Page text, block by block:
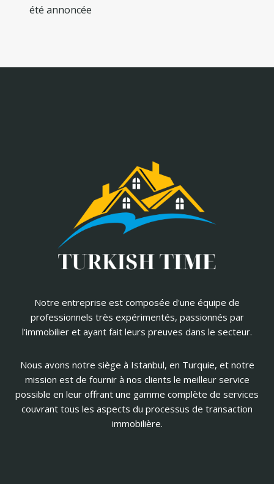
été annoncée
Notre entreprise est composée d'une équipe de
professionnels très expérimentés, passionnés par
l'immobilier et ayant fait leurs preuves dans le secteur.
Nous avons notre siège à Istanbul, en Turquie, et notre
mission est de fournir à nos clients le meilleur service
possible en leur offrant une gamme complète de services
couvrant tous les aspects du processus de transaction
immobilière.